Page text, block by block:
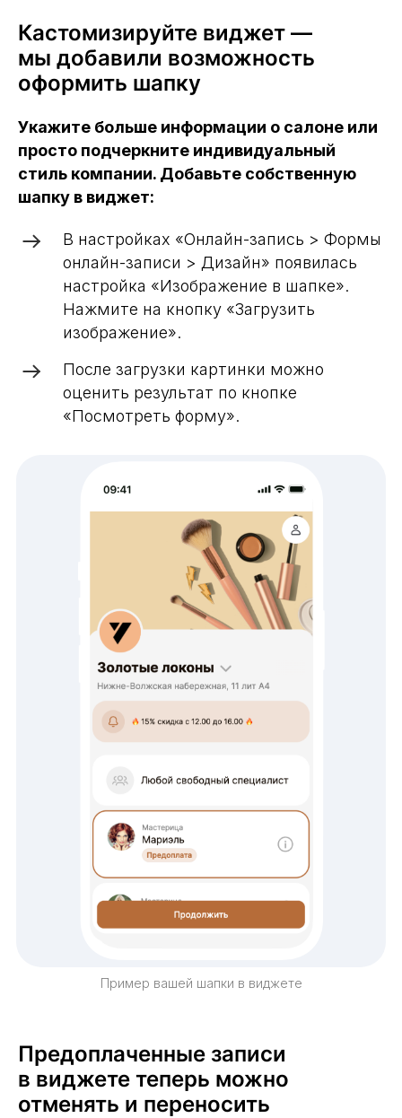
Кастомизируйте виджет —
мы добавили возможность
оформить шапку
Укажите больше информации о салоне или
просто подчеркните индивидуальный
стиль компании. Добавьте собственную
шапку в виджет:
В настройках «Онлайн-запись > Формы
онлайн-записи > Дизайн» появилась
настройка «Изображение в шапке».
Нажмите на кнопку «Загрузить
изображение».
После загрузки картинки можно
оценить результат по кнопке
«Посмотреть форму».
Пример вашей шапки в виджете
Предоплаченные записи
в виджете теперь можно
отменять и переносить